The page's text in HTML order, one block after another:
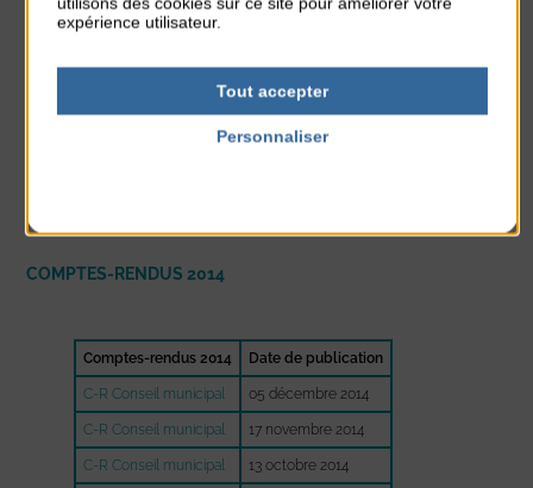
C-R conseil municipal 26 octobre 2015
C-R conseil municipal 18 mai 2015
C-R conseil municipal 13 avril 2015
COMPTES-RENDUS 2014
Comptes-rendus 2014 Date de publication
C-R Conseil municipal 05 décembre 2014
C-R Conseil municipal 17 novembre 2014
C-R Conseil municipal 13 octobre 2014
expérience utilisateur.
Tout accepter
Personnaliser